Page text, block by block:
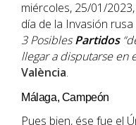
miércoles, 25/01/
día de la Invasión rusa
3 PosiblesPartidos
llegar a disputarse en
València.
Málaga, Campeón
Pues bien, ése fue el